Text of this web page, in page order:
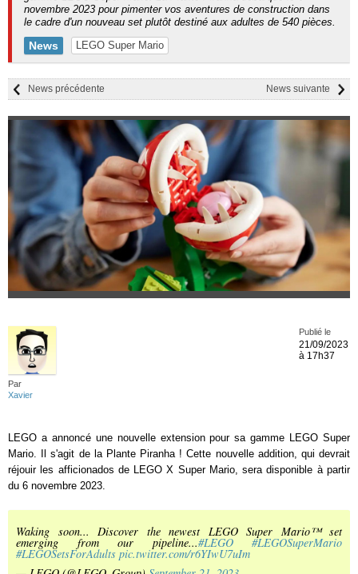
novembre 2023 pour pimenter vos aventures de construction dans
le cadre d'un nouveau set plutôt destiné aux adultes de 540 pièces.
News LEGO Super Mario
News suivante
News précédente
Par
Xavier
Publié le
21/09/2023
à 17h37
LEGO a annoncé une nouvelle extension pour sa gamme LEGO Super
Mario. Il s'agit de la Plante Piranha ! Cette nouvelle addition, qui devrait
réjouir les afficionados de LEGO X Super Mario, sera disponible à partir
du 6 novembre 2023.
Waking soon... Discover the newest LEGO Super Mario™ set
emerging from our pipeline...#LEGO #LEGOSuperMario
#LEGOSetsForAdults pic.twitter.com/r6YIwU7uIm